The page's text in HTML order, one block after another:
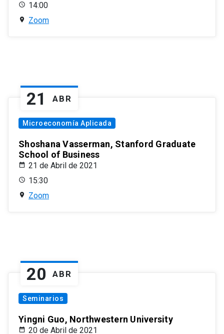
14:00
Zoom
21 ABR
Microeconomía Aplicada
Shoshana Vasserman, Stanford Graduate
School of Business
21 de Abril de 2021
15:30
Zoom
20 ABR
Seminarios
Yingni Guo, Northwestern University
20 de Abril de 2021